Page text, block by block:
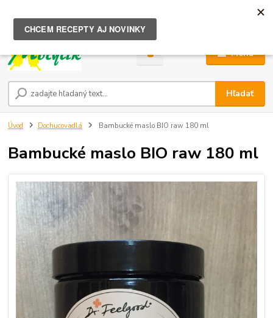
Menu
Hľadať
ks
0,00 €
Úvod Dochucovadlá Bambucké maslo BIO raw 180 ml
Bambucké maslo BIO raw 180 ml